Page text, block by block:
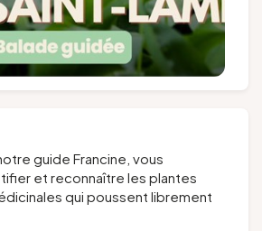
guide Francine, vous
et reconnaître les plantes
qui poussent librement